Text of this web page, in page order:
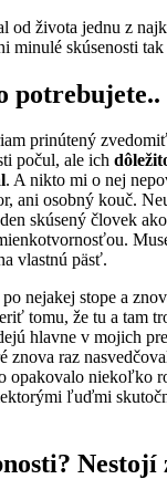
od života jednu z
minulé skúsenosti
potrebujete..
prinútený
počul, ale ich
. A nikto mi o nej
ani osobný kouč.
skúsený človek
vlastnú päsť.
nejakej stope a
tomu, že tu a tam
hlavne v mojich
znova raz
opakovalo niekoľko
ľuďmi
Nestojí